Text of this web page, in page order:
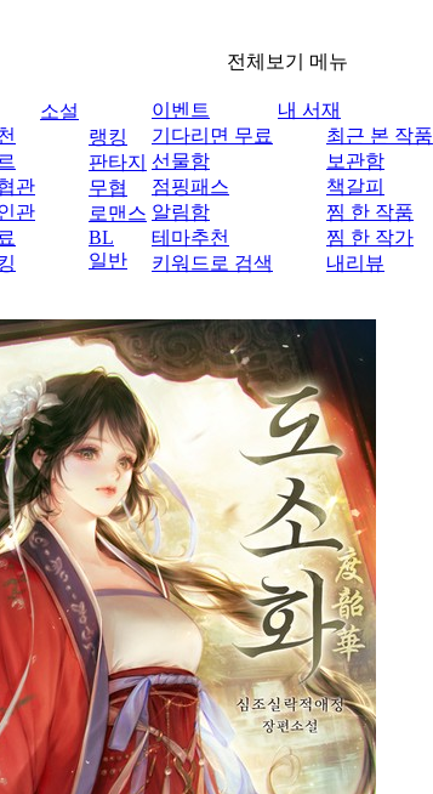
전체보기 메뉴
관
관
소설
랭킹
판타지
무협
로맨스
BL
일반
이벤트
기다리면 무료
선물함
점핑패스
알림함
테마추천
키워드로 검색
내 서재
최근 본 작품
보관함
책갈피
찜 한 작품
찜 한 작가
내리뷰